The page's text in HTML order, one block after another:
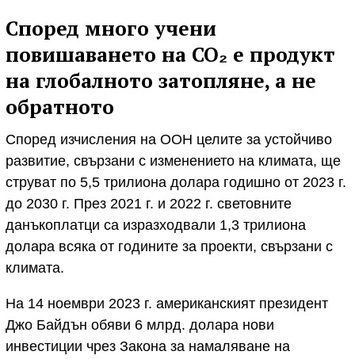
Според много учени
повишаването на CO₂ е продукт
на глобалното затопляне, а не
обратното
Според изчисления на ООН целите за устойчиво
развитие, свързани с изменението на климата, ще
струват по 5,5 трилиона долара годишно от 2023 г.
до 2030 г. През 2021 г. и 2022 г. световните
данъкоплатци са изразходвали 1,3 трилиона
долара всяка от годините за проекти, свързани с
климата.
На 14 ноември 2023 г. американският президент
Джо Байдън обяви 6 млрд. долара нови
инвестиции чрез Закона за намаляване на